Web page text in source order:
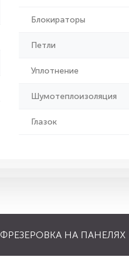
Блокираторы
Петли
Уплотнение
Шумотеплоизоляция
Глазок
ФРЕЗЕРОВКА НА ПАНЕЛЯХ